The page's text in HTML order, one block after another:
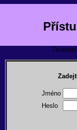
Jméno
Heslo